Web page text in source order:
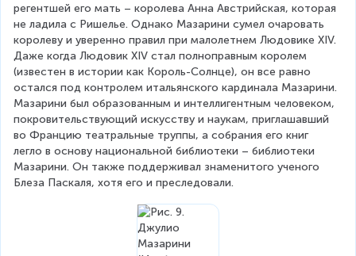
регентшей его мать – королева Анна Австрийская, которая
не ладила с Ришелье. Однако Мазарини сумел очаровать
королеву и уверенно правил при малолетнем Людовике XIV.
Даже когда Людовик XIV стал полноправным королем
(известен в истории как Король-Солнце), он все равно
остался под контролем итальянского кардинала Мазарини.
Мазарини был образованным и интеллигентным человеком,
покровительствующий искусству и наукам, приглашавший
во Францию театральные труппы, а собрания его книг
легло в основу национальной библиотеки – библиотеки
Мазарини. Он также поддерживал знаменитого ученого
Блеза Паскаля, хотя его и преследовали.